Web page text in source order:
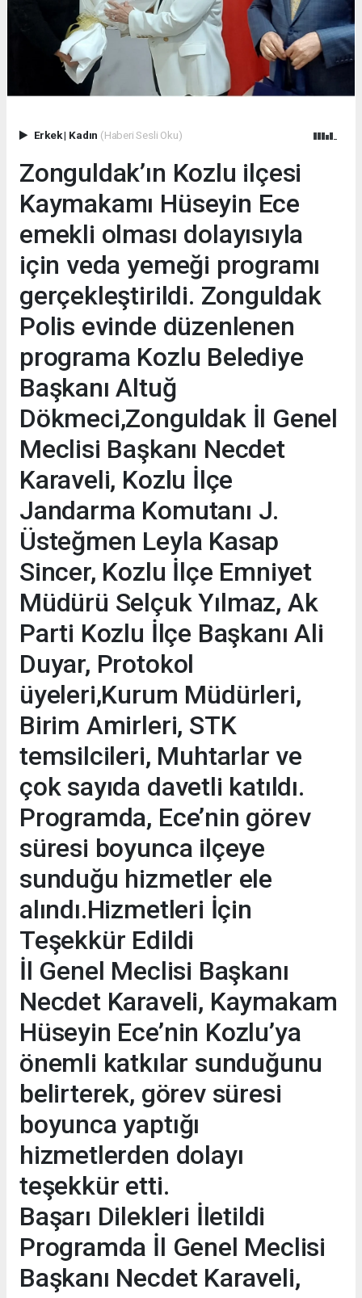
Erkek| Kadın (Haberi Sesli Oku)
Zonguldak’ın Kozlu ilçesi
Kaymakamı Hüseyin Ece
emekli olması dolayısıyla
için veda yemeği programı
gerçekleştirildi. Zonguldak
Polis evinde düzenlenen
programa Kozlu Belediye
Başkanı Altuğ
Dökmeci,Zonguldak İl Genel
Meclisi Başkanı Necdet
Karaveli, Kozlu İlçe
Jandarma Komutanı J.
Üsteğmen Leyla Kasap
Sincer, Kozlu İlçe Emniyet
Müdürü Selçuk Yılmaz, Ak
Parti Kozlu İlçe Başkanı Ali
Duyar, Protokol
üyeleri,Kurum Müdürleri,
Birim Amirleri, STK
temsilcileri, Muhtarlar ve
çok sayıda davetli katıldı.
Programda, Ece’nin görev
süresi boyunca ilçeye
sunduğu hizmetler ele
alındı.Hizmetleri İçin
Teşekkür Edildi
İl Genel Meclisi Başkanı
Necdet Karaveli, Kaymakam
Hüseyin Ece’nin Kozlu’ya
önemli katkılar sunduğunu
belirterek, görev süresi
boyunca yaptığı
hizmetlerden dolayı
teşekkür etti.
Başarı Dilekleri İletildi
Programda İl Genel Meclisi
Başkanı Necdet Karaveli,